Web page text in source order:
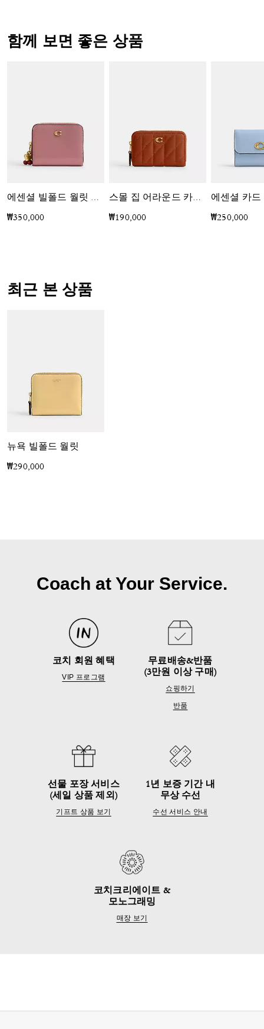
함께 보면 좋은 상품
에센셜 빌폴드 월릿 위드 참
₩350,000
스몰 집 어라운드 카드 케이스 위드 필로우 퀼팅
₩190,000
에센셜 카드
₩250,000
최근 본 상품
뉴욕 빌폴드 월릿
₩290,000
Coach at Your Service.
코치 회원 혜택
VIP 프로그램
무료배송&반품
(3만원 이상 구매)
쇼핑하기
반품
선물 포장 서비스
(세일 상품 제외)
기프트 상품 보기
1년 보증 기간 내
무상 수선
수선 서비스 안내
코치크리에이트 &
모노그래밍
매장 보기